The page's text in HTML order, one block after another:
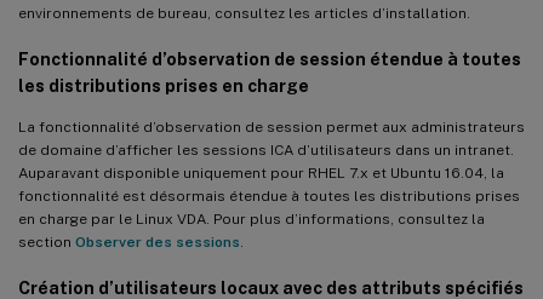
environnements de bureau, consultez les articles d’installation.
Fonctionnalité d’observation de session étendue à toutes
les distributions prises en charge
La fonctionnalité d’observation de session permet aux administrateurs
de domaine d’afficher les sessions ICA d’utilisateurs dans un intranet.
Auparavant disponible uniquement pour RHEL 7.x et Ubuntu 16.04, la
fonctionnalité est désormais étendue à toutes les distributions prises
en charge par le Linux VDA. Pour plus d’informations, consultez la
section Observer des sessions
Création d’utilisateurs locaux avec des attributs spécifiés